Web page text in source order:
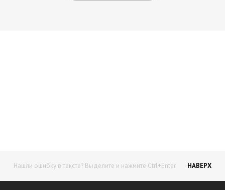
Нашли ошибку в тексте? Выделите и нажмите Ctrl+Enter НАВЕРХ